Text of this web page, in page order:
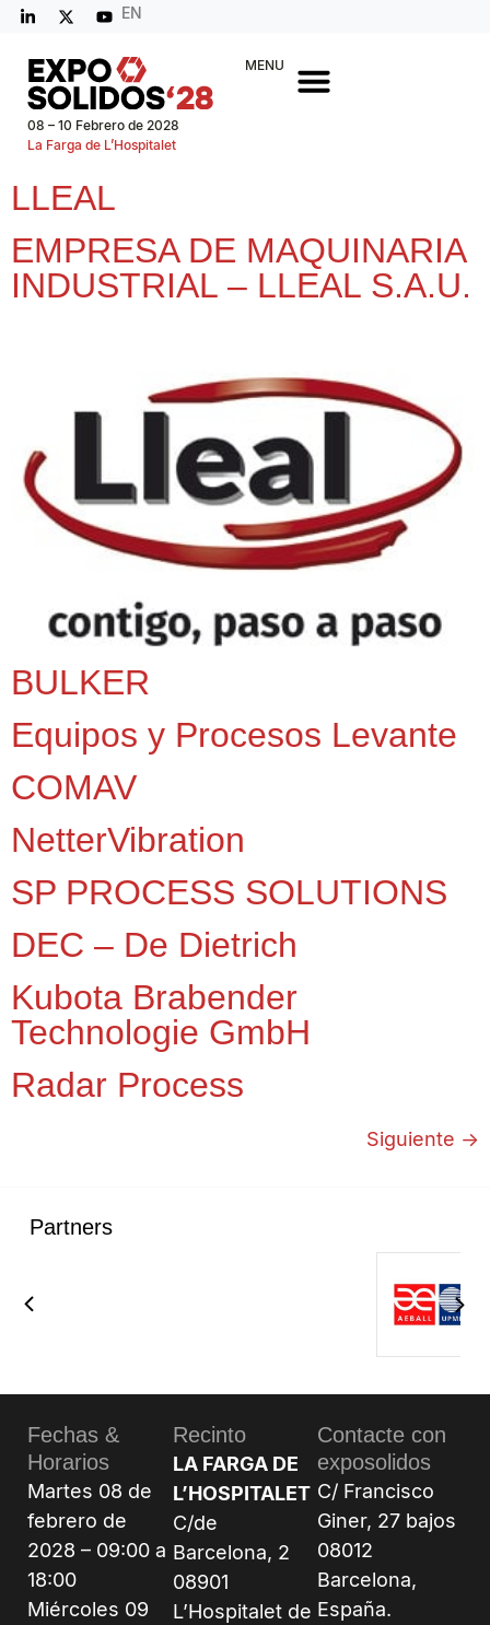
EN
08 – 10 Febrero de 2028
La Farga de L’Hospitalet
MENU
LLEAL
EMPRESA DE MAQUINARIA
INDUSTRIAL – LLEAL S.A.U.
BULKER
Equipos y Procesos Levante
COMAV
NetterVibration
SP PROCESS SOLUTIONS
DEC – De Dietrich
Kubota Brabender
Technologie GmbH
Radar Process
Siguiente →
Partners
Fechas &
Horarios
Martes 08 de
febrero de
2028 – 09:00 a
18:00
Miércoles 09
Recinto
LA FARGA DE
L’HOSPITALET
C/de
Barcelona, 2
08901
L’Hospitalet de
Contacte con
exposolidos
C/ Francisco
Giner, 27 bajos
08012
Barcelona,
España.